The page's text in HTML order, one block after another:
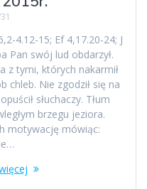
4.12-15; Ef 4,17.20-24; J
Pan swój lud obdarzył.
z tymi, których nakarmił
chleb. Nie zgodził się na
słuchaczy. Tłum
brzegu jeziora.
motywację mówiąc: